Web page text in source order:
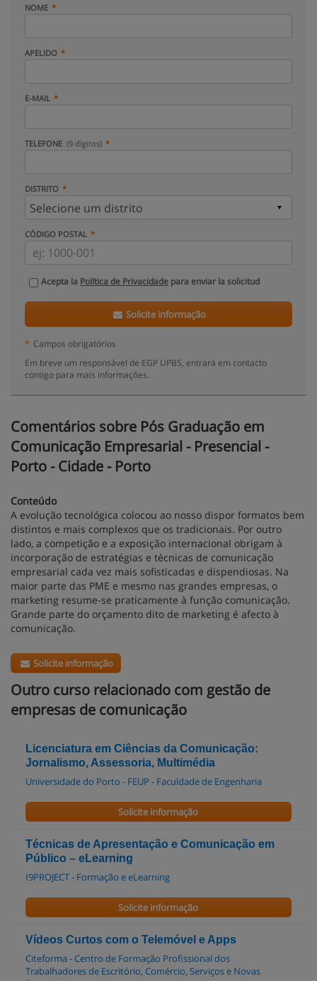
NOME
APELIDO
E-MAIL
TELEFONE (9 dígitos)
DISTRITO
CÓDIGO POSTAL
Acepta la Política de Privacidade para enviar la solicitud
Solicite informação
* Campos obrigatórios
Em breve um responsável de EGP UPBS, entrará em contacto
contigo para mais informações.
Comentários sobre Pós Graduação em
Comunicação Empresarial - Presencial -
Porto - Cidade - Porto
Conteúdo
A evolução tecnológica colocou ao nosso dispor formatos bem
distintos e mais complexos que os tradicionais. Por outro
lado, a competição e a exposição internacional obrigam à
incorporação de estratégias e técnicas de comunicação
empresarial cada vez mais sofisticadas e dispendiosas. Na
maior parte das PME e mesmo nas grandes empresas, o
marketing resume-se praticamente à função comunicação.
Grande parte do orçamento dito de marketing é afecto à
comunicação.
Solicite informação
Outro curso relacionado com gestão de
empresas de comunicação
Licenciatura em Ciências da Comunicação:
Jornalismo, Assessoria, Multimédia
Universidade do Porto - FEUP - Faculdade de Engenharia
Solicite informação
Técnicas de Apresentação e Comunicação em
Público – eLearning
I9PROJECT - Formação e eLearning
Solicite informação
Vídeos Curtos com o Telemóvel e Apps
Citeforma - Centro de Formação Profissional dos
Trabalhadores de Escritório, Comércio, Serviços e Novas